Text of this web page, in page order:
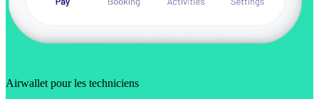
Airwallet pour les techniciens